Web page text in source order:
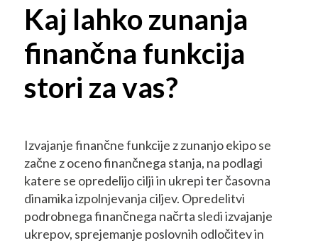
Kaj lahko zunanja
finančna funkcija
stori za vas?
Izvajanje finančne funkcije z zunanjo ekipo se
začne z oceno finančnega stanja, na podlagi
katere se opredelijo cilji in ukrepi ter časovna
dinamika izpolnjevanja ciljev. Opredelitvi
podrobnega finančnega načrta sledi izvajanje
ukrepov, sprejemanje poslovnih odločitev in